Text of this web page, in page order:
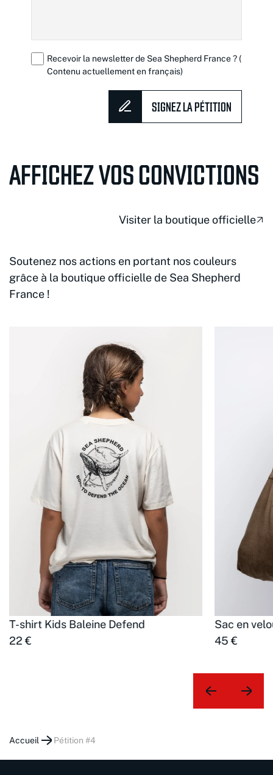
Recevoir la newsletter de Sea Shepherd France ? (
Contenu actuellement en français)
SIGNEZ LA PÉTITION
AFFICHEZ VOS CONVICTIONS
Visiter la boutique officielle
Soutenez nos actions en portant nos couleurs
grâce à la boutique officielle de Sea Shepherd
France !
T-shirt Kids Baleine Defend
22 €
Sac en
45 €
Accueil pétition #4